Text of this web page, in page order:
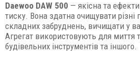
Daewoo DAW 500 — якісна та
тиску. Вона здатна очищувати різні
складних забруднень, вичищати у
Агрегат використовують для миття
будівельних інструментів та іншого.